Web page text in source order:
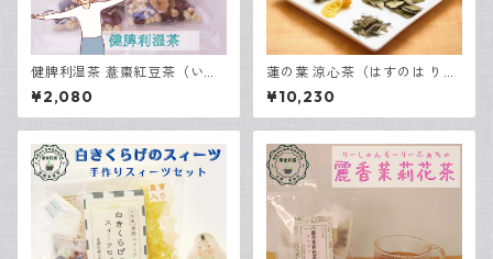
健脾利湿茶 薏棗紅豆茶（いそ
うべにまめちゃ）｜全部食べ
る薬膳茶 7包入り
¥2,080
蓮の葉 涼心茶（はすのは りょ
うしんちゃ） 30包入
¥10,230